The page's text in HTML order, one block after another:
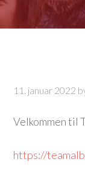
11. januar 2022
Velkommen til
https://